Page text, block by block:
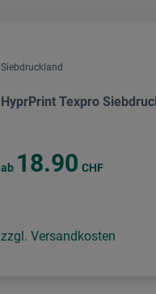
Siebdruckland
HyprPrint Texpro
ab 18.90 CHF
zzgl. Versandkosten